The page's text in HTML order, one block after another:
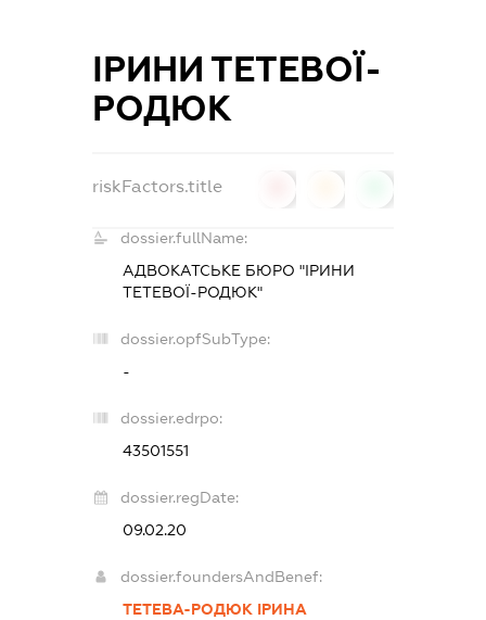
ІРИНИ ТЕТЕВОЇ-
РОДЮК
riskFactors.title
dossier.fullName:
АДВОКАТСЬКЕ БЮРО "ІРИНИ
ТЕТЕВОЇ-РОДЮК"
dossier.opfSubType:
-
dossier.edrpo:
43501551
dossier.regDate:
09.02.20
dossier.foundersAndBenef:
ТЕТЕВА-РОДЮК ІРИНА